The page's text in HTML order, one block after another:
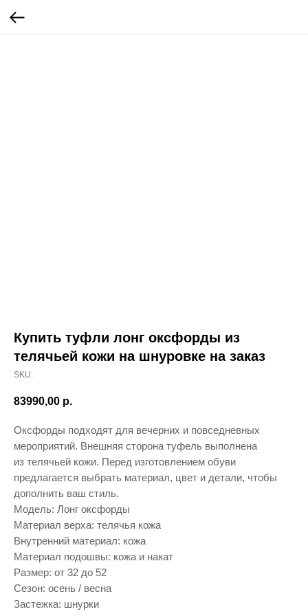
Купить туфли лонг оксфорды из
телячьей кожи на шнуровке на заказ
SKU:
83990,00 р.
Оксфорды подходят для вечерних и повседневных
мероприятий. Внешняя сторона туфель выполнена
из телячьей кожи. Перед изготовлением обуви
предлагается выбрать материал, цвет и детали, чтобы
дополнить ваш стиль.
Модель: Лонг оксфорды
Материал верха: телячья кожа
Внутренний материал: кожа
Материал подошвы: кожа и накат
Размер: от 32 до 52
Сезон: осень / весна
Застежка: шнурки